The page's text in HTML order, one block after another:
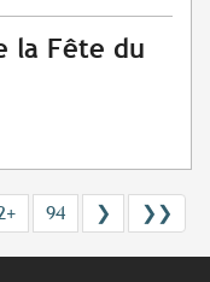
la Fête du
94 ❯ ❯❯